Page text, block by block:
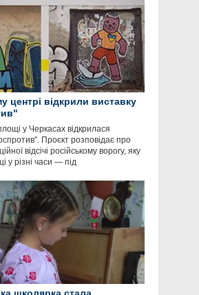
центрі відкрили виставку
у Черкасах відкрилася
Проєкт розповідає про
відсічі російському ворогу, яку
у різні часи — під